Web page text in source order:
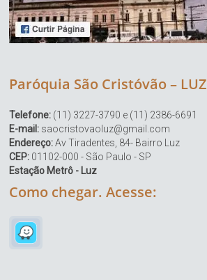
Paróquia São Cristóvão – LUZ
Telefone: (11) 3227-3790 e (11) 2386-6691
E-mail: saocristovaoluz@gmail.com
Endereço:Av Tiradentes, 84- Bairro Luz
CEP: 01102-000 - São Paulo - SP
Estação Metrô - Luz
Como chegar. Acesse: